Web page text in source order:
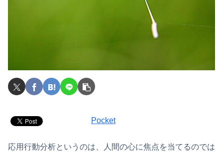
Pocket
応用行動分析というのは、人間の心に焦点を当てるのでは